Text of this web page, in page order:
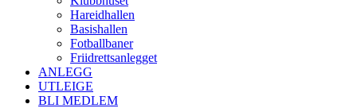
Hareidhallen
Basishallen
Fotballbaner
Friidrettsanlegget
ANLEGG
UTLEIGE
BLI MEDLEM